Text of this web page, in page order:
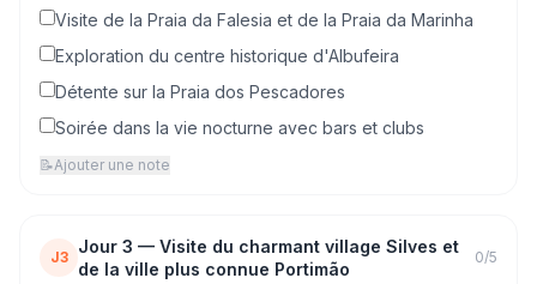
Visite de la Praia da Falesia et de la Praia da Marinha
Exploration du centre historique d'Albufeira
Détente sur la Praia dos Pescadores
Soirée dans la vie nocturne avec bars et clubs
📝Ajouter une note
J3
Jour 3 — Visite du charmant village Silves et
de la ville plus connue Portimão
0/5